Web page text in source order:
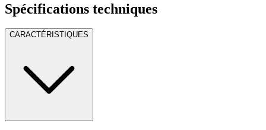
Spécifications techniques
CARACTÉRISTIQUES